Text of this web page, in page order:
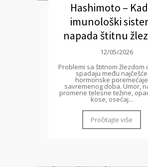
Hashimoto –
imunološki
napada štitnu
12/05/2026
Problemi sa štitnom žlezdom
spadaju među najčešće
hormonske poremećaje
savremenog doba. Umor,
promene telesne težine,
kose, osećaj...
Pročitajte više